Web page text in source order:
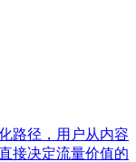
路径，用户从内容
接决定流量价值的